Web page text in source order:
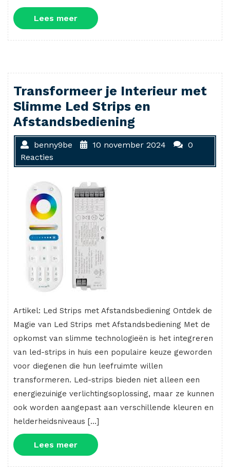
Lees meerLees
meer
Transformeer je Interieur met
Slimme Led Strips en
Afstandsbediening
benny9be 10 november 2024
0
Reacties
Artikel: Led Strips met Afstandsbediening Ontdek de
Magie van Led Strips met Afstandsbediening Met de
opkomst van slimme technologieën is het integreren
van led-strips in huis een populaire keuze geworden
voor diegenen die hun leefruimte willen
transformeren. Led-strips bieden niet alleen een
energiezuinige verlichtingsoplossing, maar ze kunnen
ook worden aangepast aan verschillende kleuren en
helderheidsniveaus […]
Lees meerLees
meer